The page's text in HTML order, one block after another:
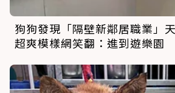
狗狗發現「隔壁新鄰居職業」
超爽模樣網笑翻：進到遊樂園